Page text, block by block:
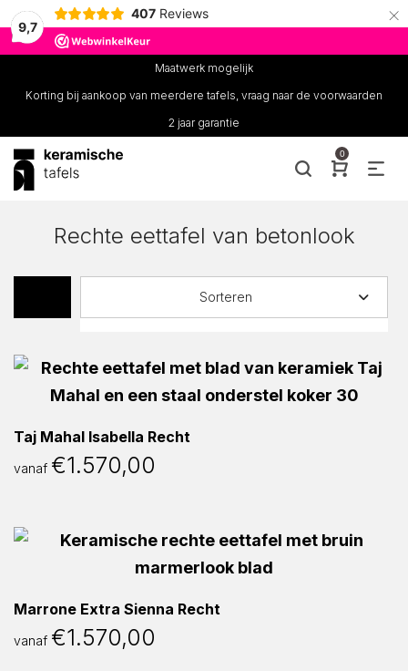
9,7
407 Reviews ×
Maatwerk mogelijk
Korting bij aankoop van meerdere tafels, vraag naar de voorwaarden
2 jaar garantie
0
Rechte eettafel van betonlook
Sorteren
Taj Mahal Isabella Recht
vanaf €1.570,00
Marrone Extra Sienna Recht
vanaf €1.570,00